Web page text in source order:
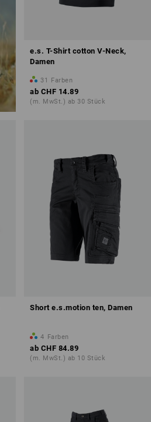
e.s. T-Shirt cotton V-Neck,
Damen
31 Farben
ab CHF 14.89
(m. MwSt.) ab 30 Stück
Short e.s.motion ten, Damen
4 Farben
ab CHF 84.89
(m. MwSt.) ab 10 Stück